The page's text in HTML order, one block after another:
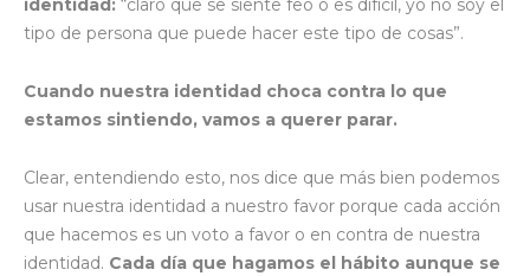
identidad: “claro que se siente feo o es difícil, yo no soy el
tipo de persona que puede hacer este tipo de cosas”.
Cuando nuestra identidad choca contra lo que
estamos sintiendo, vamos a querer parar.
Clear, entendiendo esto, nos dice que más bien podemos
usar nuestra identidad a nuestro favor porque cada acción
que hacemos es un voto a favor o en contra de nuestra
identidad. Cada día que hagamos el hábito aunque se